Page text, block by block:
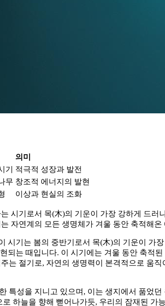
의미
기
적극적 성장과 발전
무 창조적 에너지의 발현
이상과 현실의 조화
시기로서 목(木)의 기운이 가장 강하게 드
자연계의 모든 생명체가 겨울 동안 축적해
시기는 봄의 중반기로서 목(木)의 기운이
되는 때입니다. 이 시기에는 겨울 동안 축적
는 절기로, 자연의 생명력이 본격적으로 움
특성을 지니고 있으며, 이는 생지에서 품었
하늘을 향해 뻗어나가듯, 우리의 잠재된